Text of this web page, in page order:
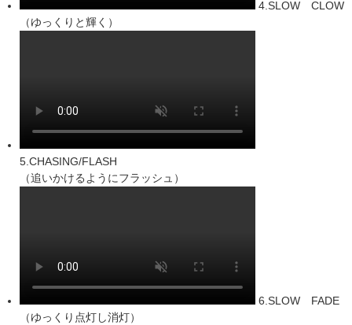
4.SLOW CLOW
（ゆっくりと輝く）
5.CHASING/FLASH
（追いかけるようにフラッシュ）
6.SLOW FADE
（ゆっくり点灯し消灯）